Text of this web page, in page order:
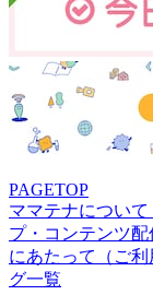
PAGETOP
ママテナについて
プ・コンテンツ
にあたって（ご
グ一覧